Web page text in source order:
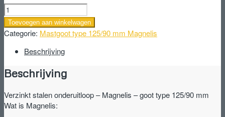
Verzinkt
stalen
onderuitloop
Magnelis
goot
125/90
mm
Toevoegen aan winkelwagen
Categorie: Mastgoot type 125/90 mm Magnelis
Beschrijving
Beschrijving
Verzinkt stalen onderuitloop – Magnelis – goot type 125/90 mm
Wat is Magnelis: